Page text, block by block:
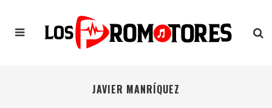
JAVIER MANRÍQUEZ